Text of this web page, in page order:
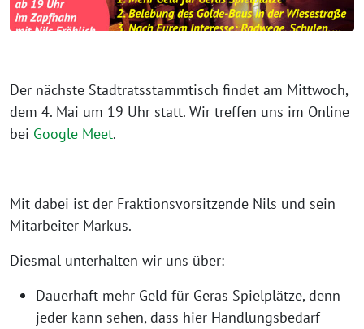
Der nächste Stadtratsstammtisch findet am Mittwoch,
dem 4. Mai um 19 Uhr statt. Wir treffen uns im Online
bei Google Meet.
Mit dabei ist der Fraktionsvorsitzende Nils und sein
Mitarbeiter Markus.
Diesmal unterhalten wir uns über:
Dauerhaft mehr Geld für Geras Spielplätze, denn
jeder kann sehen, dass hier Handlungsbedarf